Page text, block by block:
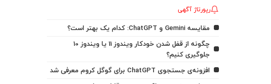
رپورتاژ آگهی
مقایسه Gemini و ChatGPT: کدام یک بهتر است؟
چگونه از قفل شدن خودکار ویندوز 11 یا ویندوز 10
جلوگیری کنیم؟
افزونه‌ی جستجوی ChatGPT برای گوگل کروم معرفی شد